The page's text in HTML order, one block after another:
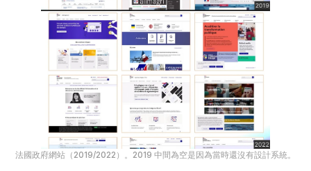
法國政府網站（2019/2022）。2019 中間為空是因為當時還沒有設計系統。